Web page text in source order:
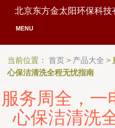
北京东方金太阳环保科技
MENU
当前位置： 首页 > 产品大全 >
心保洁清洗全程无忧指南
服务周全，一
心保洁清洗